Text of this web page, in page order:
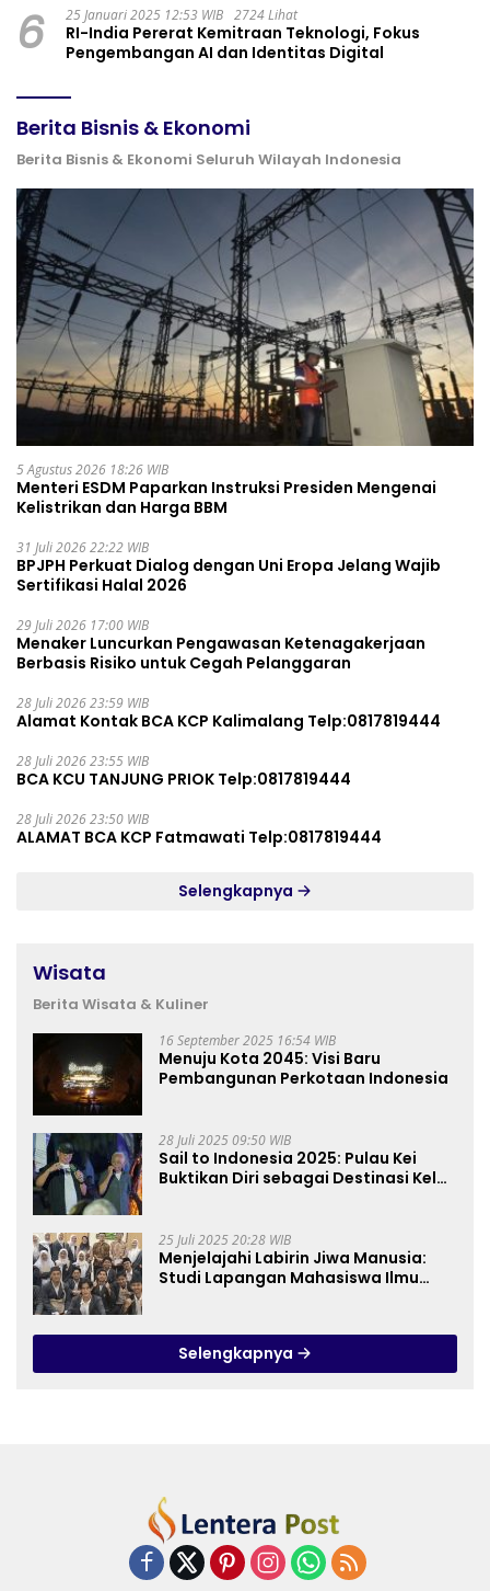
6 25 Januari 2025 12:53 WIB 2724 Lihat
RI-India Pererat Kemitraan Teknologi, Fokus
Pengembangan AI dan Identitas Digital
Berita Bisnis & Ekonomi
Berita Bisnis & Ekonomi Seluruh Wilayah Indonesia
5 Agustus 2026 18:26 WIB
Menteri ESDM Paparkan Instruksi Presiden Mengenai
Kelistrikan dan Harga BBM
31 Juli 2026 22:22 WIB
BPJPH Perkuat Dialog dengan Uni Eropa Jelang Wajib
Sertifikasi Halal 2026
29 Juli 2026 17:00 WIB
Menaker Luncurkan Pengawasan Ketenagakerjaan
Berbasis Risiko untuk Cegah Pelanggaran
28 Juli 2026 23:59 WIB
Alamat Kontak BCA KCP Kalimalang Telp:0817819444
28 Juli 2026 23:55 WIB
BCA KCU TANJUNG PRIOK Telp:0817819444
28 Juli 2026 23:50 WIB
ALAMAT BCA KCP Fatmawati Telp:0817819444
Selengkapnya
Wisata
Berita Wisata & Kuliner
16 September 2025 16:54 WIB
Menuju Kota 2045: Visi Baru
Pembangunan Perkotaan Indonesia
28 Juli 2025 09:50 WIB
Sail to Indonesia 2025: Pulau Kei
Buktikan Diri sebagai Destinasi Kelas
25 Juli 2025 20:28 WIB
Menjelajahi Labirin Jiwa Manusia:
Studi Lapangan Mahasiswa Ilmu
Selengkapnya